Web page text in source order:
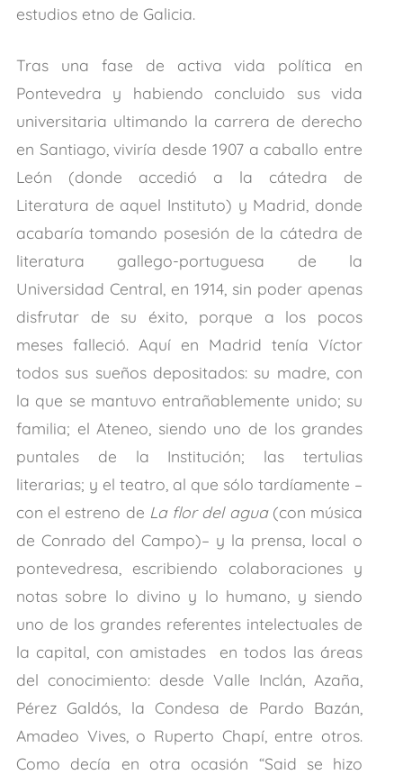
estudios etno de Galicia.
Tras una fase de activa vida política en
Pontevedra y habiendo concluido sus vida
universitaria ultimando la carrera de derecho
en Santiago, viviría desde 1907 a caballo entre
León (donde accedió a la cátedra de
Literatura de aquel Instituto) y Madrid, donde
acabaría tomando posesión de la cátedra de
literatura gallego-portuguesa de la
Universidad Central, en 1914, sin poder apenas
disfrutar de su éxito, porque a los pocos
meses falleció. Aquí en Madrid tenía Víctor
todos sus sueños depositados: su madre, con
la que se mantuvo entrañablemente unido; su
familia; el Ateneo, siendo uno de los grandes
puntales de la Institución; las tertulias
literarias; y el teatro, al que sólo tardíamente –
con el estreno de La flor del agua(con música
de Conrado del Campo)– y la prensa, local o
pontevedresa, escribiendo colaboraciones y
notas sobre lo divino y lo humano, y siendo
uno de los grandes referentes intelectuales de
la capital, con amistades en todos las áreas
del conocimiento: desde Valle Inclán, Azaña,
Pérez Galdós, la Condesa de Pardo Bazán,
Amadeo Vives, o Ruperto Chapí, entre otros.
Como decía en otra ocasión “Said se hizo